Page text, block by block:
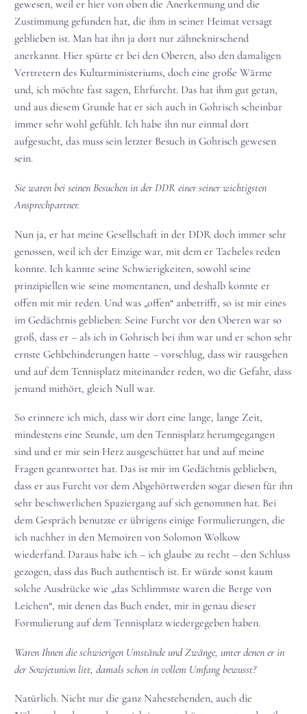
gewesen, weil er hier von oben die Anerkennung und die
Zustimmung gefunden hat, die ihm in seiner Heimat versagt
geblieben ist. Man hat ihn ja dort nur zähneknirschend
anerkannt. Hier spürte er bei den Oberen, also den damaligen
Vertretern des Kulturministeriums, doch eine große Wärme
und, ich möchte fast sagen, Ehrfurcht. Das hat ihm gut getan,
und aus diesem Grunde hat er sich auch in Gohrisch scheinbar
immer sehr wohl gefühlt. Ich habe ihn nur einmal dort
aufgesucht, das muss sein letzter Besuch in Gohrisch gewesen
sein.
Sie waren bei seinen Besuchen in der DDR einer seiner wichtigsten
Ansprechpartner.
Nun ja, er hat meine Gesellschaft in der DDR doch immer sehr
genossen, weil ich der Einzige war, mit dem er Tacheles reden
konnte. Ich kannte seine Schwierigkeiten, sowohl seine
prinzipiellen wie seine momentanen, und deshalb konnte er
offen mit mir reden. Und was „offen“ anbetrifft, so ist mir eines
im Gedächtnis geblieben: Seine Furcht vor den Oberen war so
groß, dass er – als ich in Gohrisch bei ihm war und er schon sehr
ernste Gehbehinderungen hatte – vorschlug, dass wir rausgehen
und auf dem Tennisplatz miteinander reden, wo die Gefahr, dass
jemand mithört, gleich Null war.
So erinnere ich mich, dass wir dort eine lange, lange Zeit,
mindestens eine Stunde, um den Tennisplatz herumgegangen
sind und er mir sein Herz ausgeschüttet hat und auf meine
Fragen geantwortet hat. Das ist mir im Gedächtnis geblieben,
dass er aus Furcht vor dem Abgehörtwerden sogar diesen für ihn
sehr beschwerlichen Spaziergang auf sich genommen hat. Bei
dem Gespräch benutzte er übrigens einige Formulierungen, die
ich nachher in den Memoiren von Solomon Wolkow
wiederfand. Daraus habe ich – ich glaube zu recht – den Schluss
gezogen, dass das Buch authentisch ist. Er würde sonst kaum
solche Ausdrücke wie „das Schlimmste waren die Berge von
Leichen“, mit denen das Buch endet, mir in genau dieser
Formulierung auf dem Tennisplatz wiedergegeben haben.
Waren Ihnen die schwierigen Umstände und Zwänge, unter denen er in
der Sowjetunion litt, damals schon in vollem Umfang bewusst?
Natürlich. Nicht nur die ganz Nahestehenden, auch die